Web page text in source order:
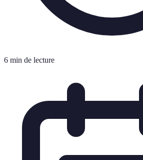
6 min de lecture